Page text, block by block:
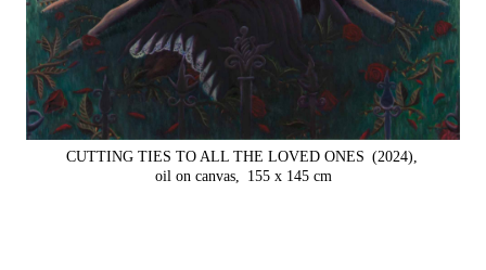
CUTTING TIES TO ALL THE LOVED ONES (2024),
oil on canvas, 155 x 145 cm